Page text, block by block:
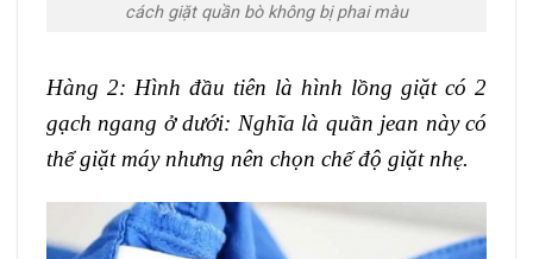
cách giặt quần bò không bị phai màu
Hàng 2: Hình đầu tiên là hình lồng giặt có 2
gạch ngang ở dưới: Nghĩa là quần jean này có
thể giặt máy nhưng nên chọn chế độ giặt nhẹ.